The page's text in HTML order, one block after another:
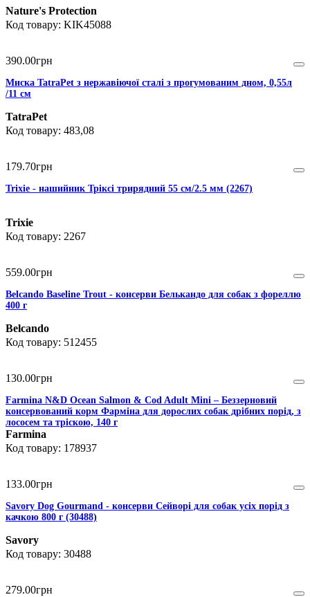
Nature's Protection
KIK45088
390.00грн
Миска TatraPet з нержавіючої сталі з прогумованим дном, 0,55л
/11 см
TatraPet
483,08
179.70грн
Trixie - нашийник Тріксі трирядний 55 см/2.5 мм (2267)
Trixie
2267
559.00грн
Belcando Baseline Trout - консерви Белькандо для собак з фореллю
400 г
Belcando
512455
130.00грн
Farmina N&D Ocean Salmon & Cod Adult Mini – Беззерновий
консервований корм Фарміна для дорослих собак дрібних порід, з
лососем та тріскою, 140 г
Farmina
178937
133.00грн
Savory Dog Gourmand - консерви Сейворі для собак усіх порід з
качкою 800 г (30488)
Savory
30488
279.00грн